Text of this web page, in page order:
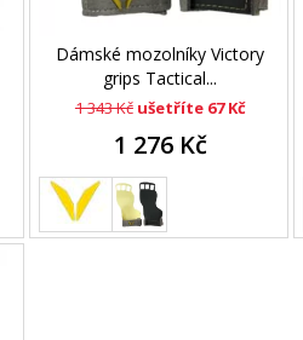
Dámské mozolníky Victory
grips Tactical...
1 343 Kč ušetříte 67 Kč
1 276 Kč